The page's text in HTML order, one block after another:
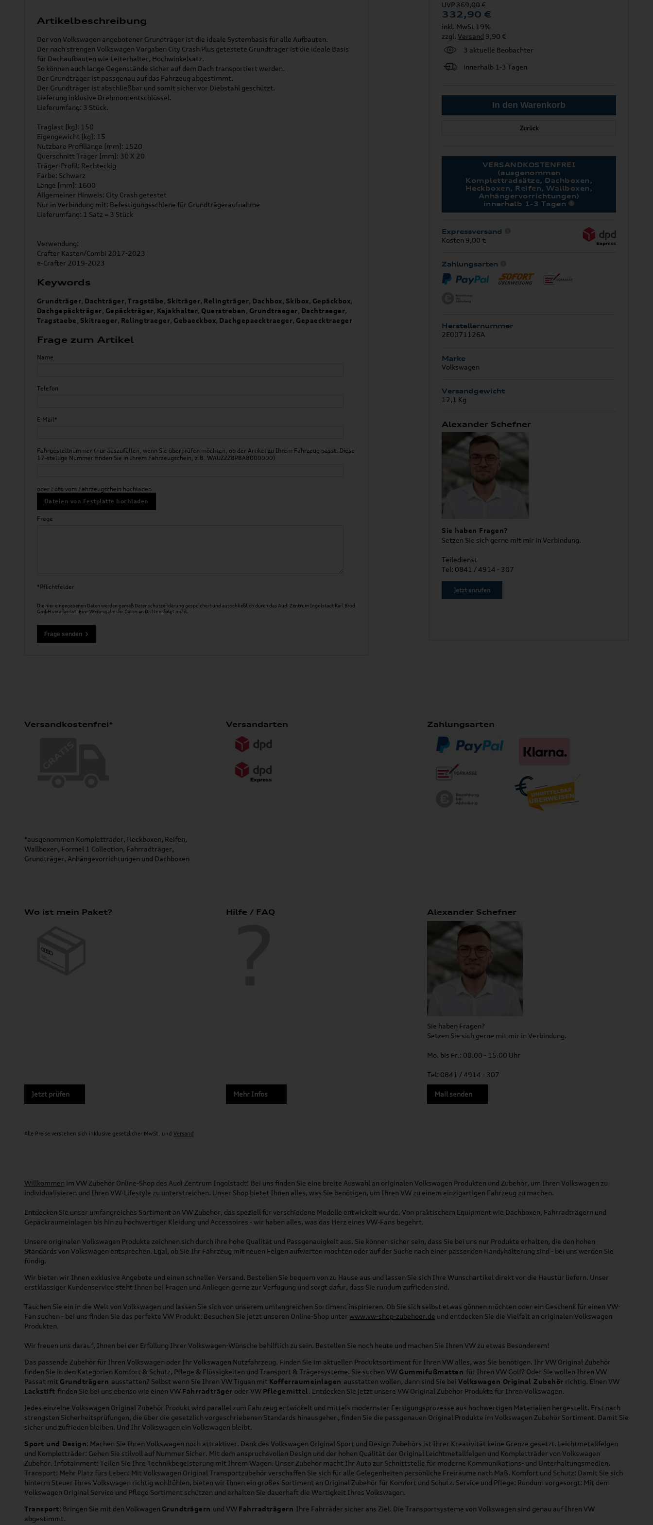
Artikelbeschreibung
Der von Volkswagen angebotener Grundträger ist die ideale Systembasis für alle Aufbauten.
Der nach strengen Volkswagen Vorgaben City Crash Plus getestete Grundträger ist die ideale Basis
für Dachaufbauten wie Leiterhalter, Hochwinkelsatz.
So können auch lange Gegenstände sicher auf dem Dach transportiert werden.
Der Grundträger ist passgenau auf das Fahrzeug abgestimmt.
Der Grundträger ist abschließbar und somit sicher vor Diebstahl geschützt.
Lieferung inklusive Drehmomentschlüssel.
Lieferumfang: 3 Stück.
Traglast [kg]: 150
Eigengewicht [kg]: 15
Nutzbare Profillänge [mm]: 1520
Querschnitt Träger [mm]: 30 X 20
Träger-Profil: Rechteckig
Farbe: Schwarz
Länge [mm]: 1600
Allgemeiner Hinweis: City Crash getestet
Nur in Verbindung mit: Befestigungsschiene für Grundträgeraufnahme
Lieferumfang: 1 Satz = 3 Stück
Verwendung:
Crafter Kasten/Combi 2017-2023
e-Crafter 2019-2023
Keywords
Grundträger, Dachträger,Tragstäbe, Skiträger, Relingträger, Dachbox, Skibox, Gepäckbox,
Dachgepäckträger, Gepäckträger, Kajakhalter, Querstreben, Grundtraeger, Dachtraeger,
Tragstaebe, Skitraeger, Relingtraeger, Gebaeckbox, Dachgepaecktraeger, Gepaecktraeger
Frage zum Artikel
Name
Telefon
E-Mail*
Fahrgestellnummer (nur auszufüllen, wenn Sie überprüfen möchten, ob der Artikel zu Ihrem Fahrzeug passt. Diese
17-stellige Nummer finden Sie in Ihrem Fahrzeugschein, z.B. WAUZZZ8P8AB000000)
oder Foto vom Fahrzeugschein hochladen
Dateien von Festplatte hochladen
Frage
*Pflichtfelder
Die hier eingegebenen Daten werden gemäß Datenschutzerklärung gespeichert und ausschließlich durch das Audi Zentrum Ingolstadt Karl Brod
GmbH verarbeitet. Eine Weitergabe der Daten an Dritte erfolgt nicht.
UVP369,00 €
332,90 €
inkl. MwSt 19%
zzgl.Versand 9,90 €
3 aktuelle Beobachter
innerhalb 1-3 Tagen
Zurück
VERSANDKOSTENFREI
(ausgenommen
Komplettradsätze, Dachboxen,
Heckboxen, Reifen, Wallboxen,
Anhängervorrichtungen)
innerhalb 1-3 Tagen
Expressversand
Kosten 9,00 €
Zahlungsarten
Herstellernummer
2E0071126A
Marke
Volkswagen
Versandgewicht
12,1 Kg
Alexander Schefner
Sie haben Fragen?
Setzen Sie sich gerne mit mir in Verbindung.
Teiledienst
Tel: 0841 / 4914 - 307
Jetzt anrufen
Versandkostenfrei*
*ausgenommen Kompletträder, Heckboxen, Reifen,
Wallboxen, Formel 1 Collection, Fahrradträger,
Grundträger, Anhängevorrichtungen und Dachboxen
Versandarten Zahlungsarten
Wo ist mein Paket?
Jetzt prüfen
Hilfe / FAQ
Mehr Infos
Alexander Schefner
Sie haben Fragen?
Setzen Sie sich gerne mit mir in Verbindung.
Mo. bis Fr.: 08.00 - 15.00 Uhr
Tel: 0841 / 4914 - 307
Mail senden
Alle Preise verstehen sich inklusive gesetzlicher MwSt. und Versand
Willkommen im VW Zubehör Online-Shop des Audi Zentrum Ingolstadt! Bei uns finden Sie eine breite Auswahl an originalen Volkswagen Produkten und Zubehör, um Ihren Volkswagen zu
individualisieren und Ihren VW-Lifestyle zu unterstreichen. Unser Shop bietet Ihnen alles, was Sie benötigen, um Ihren VW zu einem einzigartigen Fahrzeug zu machen.
Entdecken Sie unser umfangreiches Sortiment an VW Zubehör, das speziell für verschiedene Modelle entwickelt wurde. Von praktischem Equipment wie Dachboxen, Fahrradträgern und
Gepäckraumeinlagen bis hin zu hochwertiger Kleidung und Accessoires - wir haben alles, was das Herz eines VW-Fans begehrt.
Unsere originalen Volkswagen Produkte zeichnen sich durch ihre hohe Qualität und Passgenauigkeit aus. Sie können sicher sein, dass Sie bei uns nur Produkte erhalten, die den hohen
Standards von Volkswagen entsprechen. Egal, ob Sie Ihr Fahrzeug mit neuen Felgen aufwerten möchten oder auf der Suche nach einer passenden Handyhalterung sind - bei uns werden Sie
fündig.
Wir bieten wir Ihnen exklusive Angebote und einen schnellen Versand. Bestellen Sie bequem von zu Hause aus und lassen Sie sich Ihre Wunschartikel direkt vor die Haustür liefern. Unser
erstklassiger Kundenservice steht Ihnen bei Fragen und Anliegen gerne zur Verfügung und sorgt dafür, dass Sie rundum zufrieden sind.
Tauchen Sie ein in die Welt von Volkswagen und lassen Sie sich von unserem umfangreichen Sortiment inspirieren. Ob Sie sich selbst etwas gönnen möchten oder ein Geschenk für einen VW-
Fan suchen - bei uns finden Sie das perfekte VW Produkt. Besuchen Sie jetzt unseren Online-Shop unter www.vw-shop-zubehoer.de und entdecken Sie die Vielfalt an originalen Volkswagen
Produkten.
Wir freuen uns darauf, Ihnen bei der Erfüllung Ihrer Volkswagen-Wünsche behilflich zu sein. Bestellen Sie noch heute und machen Sie Ihren VW zu etwas Besonderem!
Das passende Zubehör für Ihren Volkswagen oder Ihr Volkswagen Nutzfahrzeug. Finden Sie im aktuellen Produktsortiment für Ihren VW alles, was Sie benötigen. Ihr VW Original Zubehör
finden Sie in den Kategorien Komfort & Schutz, Pflege & Flüssigkeiten und Transport & Trägersysteme. Sie suchen VW Gummifußmatten für Ihren VW Golf? Oder Sie wollen Ihren VW
Passat mit Grundträgern ausstatten? Selbst wenn Sie Ihren VW Tiguan mit Kofferraumeinlagen ausstatten wollen, dann sind Sie bei Volkswagen Original Zubehör richtig. Einen VW
Lackstift finden Sie bei uns ebenso wie einen VW Fahrradträger oder VW Pflegemittel. Entdecken Sie jetzt unsere VW Original Zubehör Produkte für Ihren Volkswagen.
Jedes einzelne Volkswagen Original Zubehör Produkt wird parallel zum Fahrzeug entwickelt und mittels modernster Fertigungsprozesse aus hochwertigen Materialien hergestellt. Erst nach
strengsten Sicherheitsprüfungen, die über die gesetzlich vorgeschriebenen Standards hinausgehen, finden Sie die passgenauen Original Produkte im Volkswagen Zubehör Sortiment. Damit Sie
sicher und zufrieden bleiben. Und Ihr Volkswagen ein Volkswagen bleibt.
Sport und Design: Machen Sie Ihren Volkswagen noch attraktiver. Dank des Volkswagen Original Sport und Design Zubehörs ist Ihrer Kreativität keine Grenze gesetzt. Leichtmetallfelgen
und Kompletträder: Gehen Sie stilvoll auf Nummer Sicher. Mit dem anspruchsvollen Design und der hohen Qualität der Original Leichtmetallfelgen und Kompletträder von Volkswagen
Zubehör. Infotainment: Teilen Sie Ihre Technikbegeisterung mit Ihrem Wagen. Unser Zubehör macht Ihr Auto zur Schnittstelle für moderne Kommunikations- und Unterhaltungsmedien.
Transport: Mehr Platz fürs Leben: Mit Volkswagen Original Transportzubehör verschaffen Sie sich für alle Gelegenheiten persönliche Freiräume nach Maß. Komfort und Schutz: Damit Sie sich
hinterm Steuer Ihres Volkswagen richtig wohlfühlen, bieten wir Ihnen ein großes Sortiment an Original Zubehör für Komfort und Schutz. Service und Pflege: Rundum vorgesorgt: Mit dem
Volkswagen Original Service und Pflege Sortiment schützen und erhalten Sie dauerhaft die Wertigkeit Ihres Volkswagen.
Transport: Bringen Sie mit den Volkwagen Grundträgern und VW Fahrradträgern Ihre Fahrräder sicher ans Ziel. Die Transportsysteme von Volkswagen sind genau auf Ihren VW
abgestimmt.